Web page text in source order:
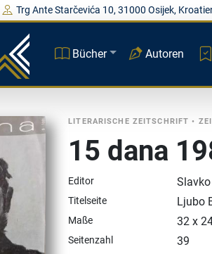
Trg Ante Starčevića 10, 31000 Osijek,
Bücher Autoren
LITERARISCHE ZEITSCHRIFT •
15 dana
Editor
Titelseite Ljubo
Maße 32 x
Seitenzahl 39